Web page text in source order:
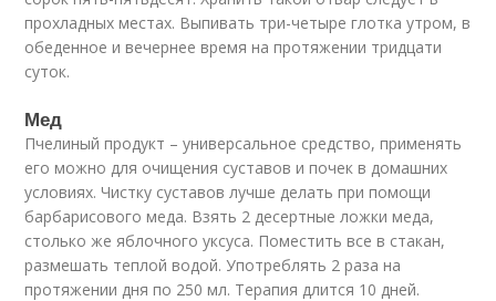
прохладных местах. Выпивать три-четыре глотка утром, в
обеденное и вечернее время на протяжении тридцати
суток.
Мед
Пчелиный продукт – универсальное средство, применять
его можно для очищения суставов и почек в домашних
условиях. Чистку суставов лучше делать при помощи
барбарисового меда. Взять 2 десертные ложки меда,
столько же яблочного уксуса. Поместить все в стакан,
размешать теплой водой. Употреблять 2 раза на
протяжении дня по 250 мл. Терапия длится 10 дней.